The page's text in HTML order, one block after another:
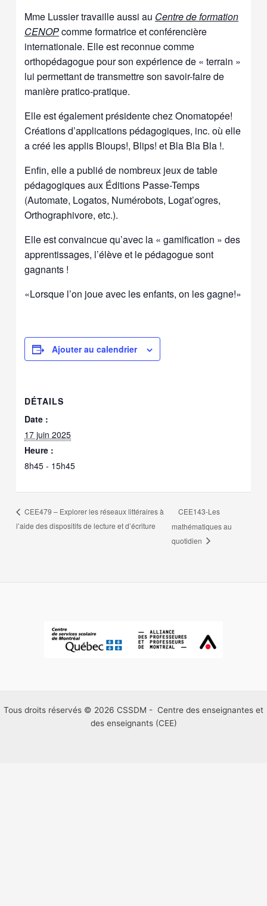
Mme Lussier travaille aussi au Centre de formation
CENOPcomme formatrice et conférencière
internationale. Elle est reconnue comme
orthopédagogue pour son expérience de « terrain »
lui permettant de transmettre son savoir-faire de
manière pratico-pratique.
Elle est également présidente chez Onomatopée!
Créations d’applications pédagogiques, inc. où elle
a créé les applis Bloups!, Blips! et Bla Bla Bla !.
Enfin, elle a publié de nombreux jeux de table
pédagogiques aux Éditions Passe-Temps
(Automate, Logatos, Numérobots, Logat’ogres,
Orthographivore, etc.).
Elle est convaincue qu’avec la « gamification » des
apprentissages, l’élève et le pédagogue sont
gagnants !
«Lorsque l’on joue avec les enfants, on les gagne!»
Ajouter au calendrier
DÉTAILS
Date :
17 juin 2025
Heure :
8h45 - 15h45
CEE479 – Explorer les réseaux littéraires à
l’aide des dispositifs de lecture et d’écriture
CEE143-Les
mathématiques au
quotidien
Tous droits réservés © 2026 CSSDM - Centre des enseignantes et
des enseignants (CEE)